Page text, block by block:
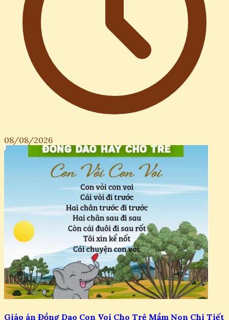
08/08/2026
Giáo án Đồng Dao Con Voi Cho Trẻ Mầm Non Chi Tiết